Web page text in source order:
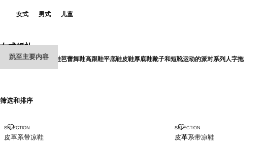
跳至主要内容
女式 男式 儿童
女式婚礼
全选高跟凉鞋平底凉鞋芭蕾舞鞋高跟鞋平底鞋皮鞋厚底鞋靴子和短靴运动的派对系列人字拖
筛选和排序
SELECTION
皮革系带凉鞋
皮革系带凉鞋 SELECTION
皮革系带凉鞋
皮革系带凉鞋